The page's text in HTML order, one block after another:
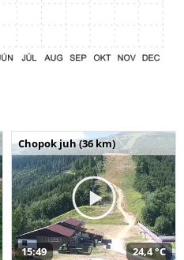
Chopok juh (36 km)
15:49 24,4 °C